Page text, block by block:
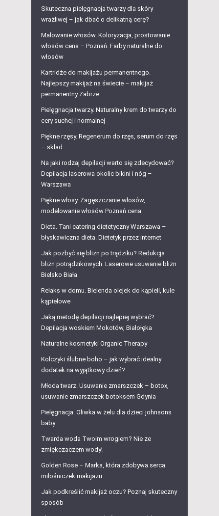
Skuteczna pielęgnacja twarzy dla skóry
wrażliwej – jak dbać o delikatną cerę?
Malowanie włosów. Koloryzacja, prostowanie
włosów cena – Poznań. Farby naturalne do
włosów
Kartridże do makijażu permanentnego.
Najlepszy makijaż na świecie – makijaż
permanentny Zabrze.
Pielęgnacja twarzy. Naturalny krem do twarzy do
cery suchej i normalnej
Piękne rzęsy. Regenerum do rzęs, serum do rzęs
– skład
Na jaki rodzaj depilacji warto się zdecydować?
Depilacja laserowa okolic bikini i nóg –
Warszawa
Piękne włosy. Zagęszczanie włosów,
modelowanie włosów Poznań cena
Dieta. Tani catering dietetyczny Warszawa –
błyskawiczna dieta. Dietetyk przez internet
Jak pozbyć się blizn po trądziku? Redukcja
blizn potrądzikowych. Laserowe usuwanie blizn
Bielsko Biała
Relaks w domu. Bielenda olejek do kąpieli, kule
kąpielowe
Jaką metodę depilacji najlepiej wybrać?
Depilacja woskiem Mokotów, Białołęka
Naturalne kosmetyki Organic Therapy
Kolczyki ślubne boho – jak wybrać idealny
dodatek na wyjątkowy dzień?
Młoda twarz. Usuwanie zmarszczek – botox,
usuwanie zmarszczek botoksem Gdynia
Pielęgnacja. Oliwka w żelu dla dzieci johnsons
baby
Twarda woda Twoim wrogiem? Nie ze
zmiękczaczem wody!
Golden Rose – Marka, która zdobywa serca
miłośniczek makijażu
Jak podkreślić makijaż oczu? Poznaj skuteczny
sposób